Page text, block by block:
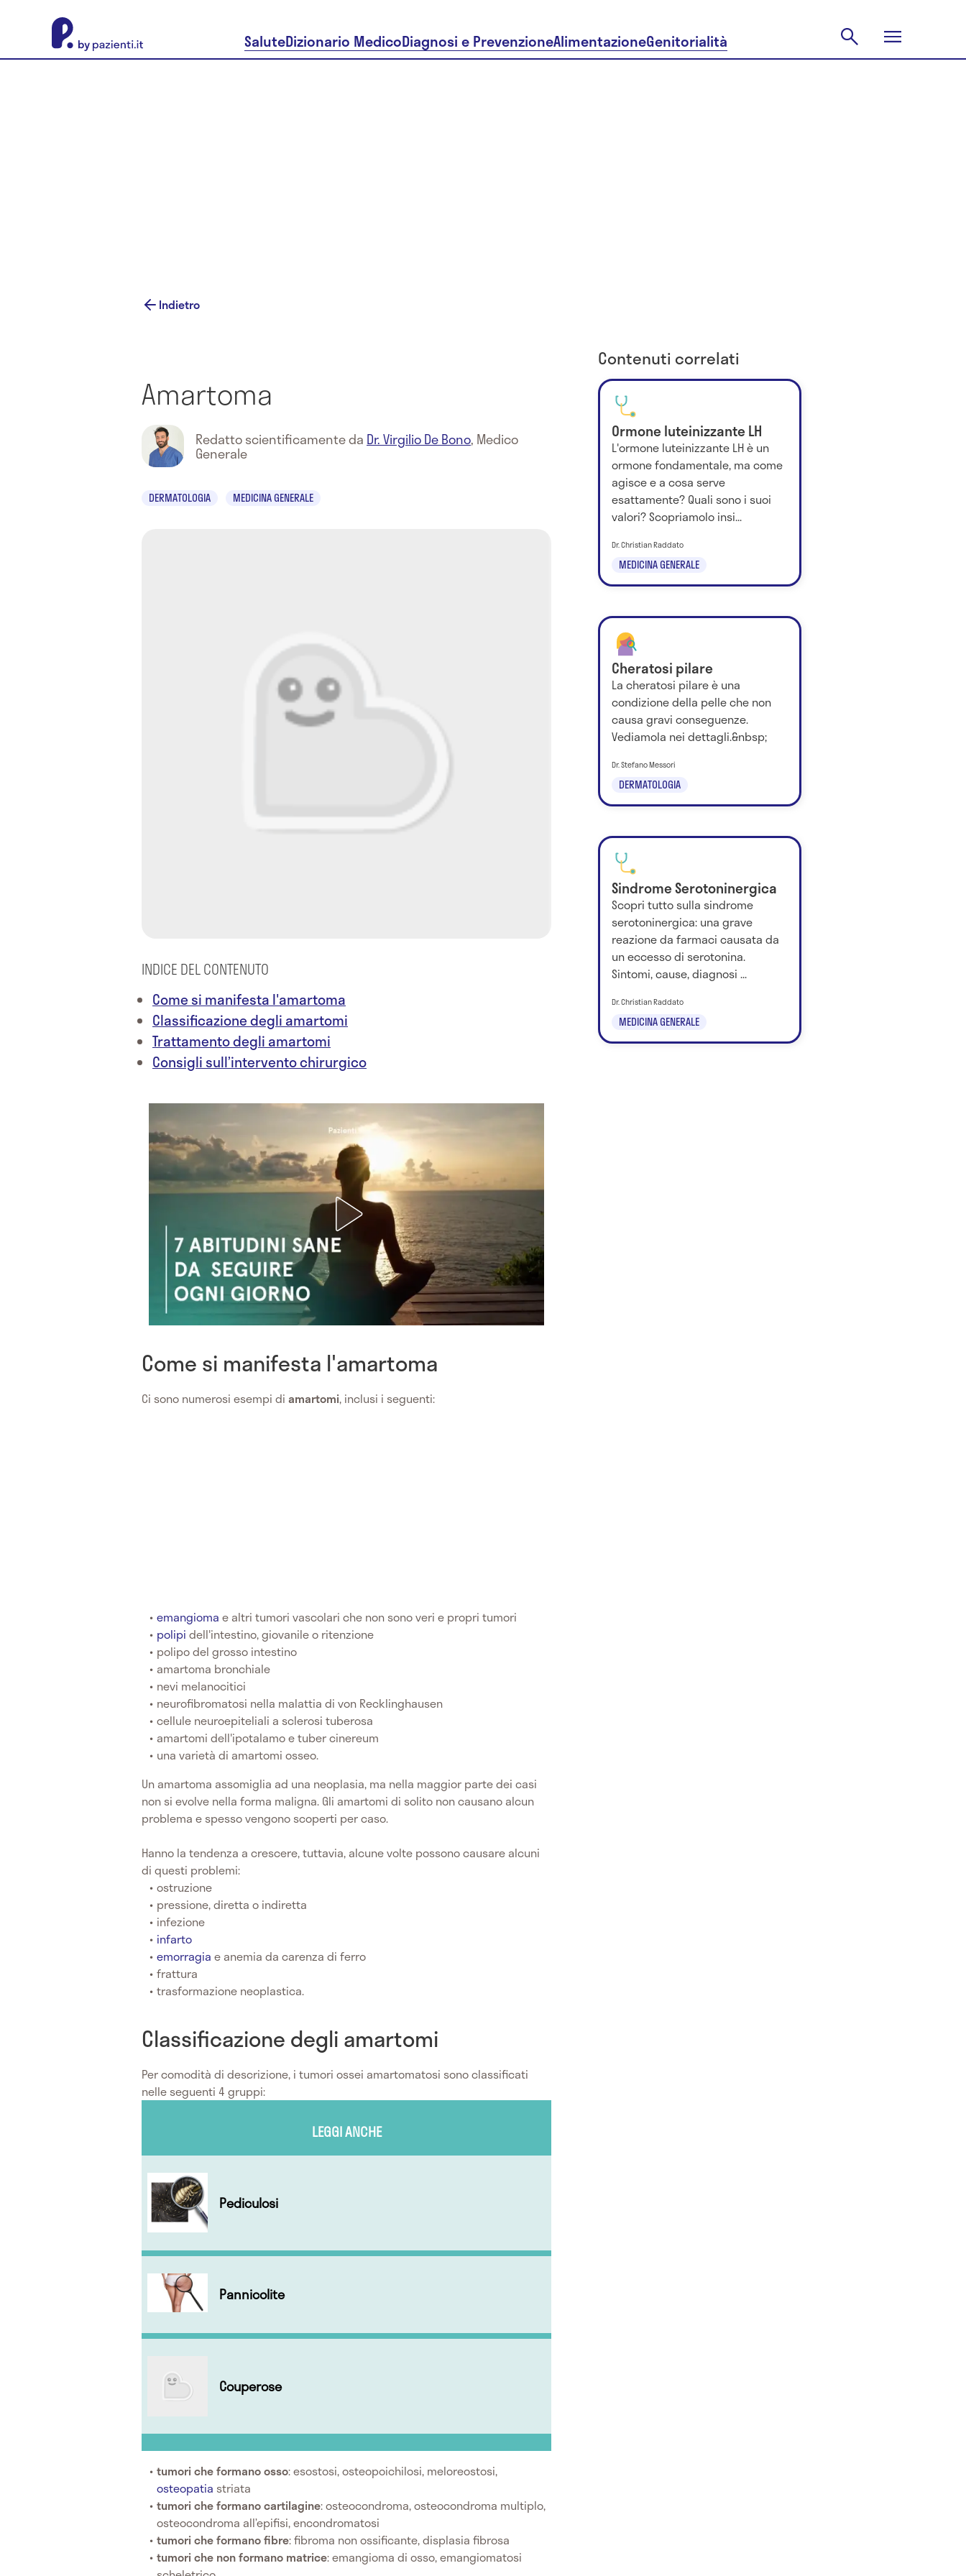
SaluteDizionario MedicoDiagnosi e PrevenzioneAlimentazioneGenitorialità
Indietro
Amartoma
Redatto scientificamente da Dr. Virgilio De Bono, Medico
Generale
DERMATOLOGIA MEDICINA GENERALE
INDICE DEL CONTENUTO
Come si manifesta l'amartoma
Classificazione degli amartomi
Trattamento degli amartomi
Consigli sull’intervento chirurgico
Come si manifesta l'amartoma
Ci sono numerosi esempi di amartomi, inclusi i seguenti:
emangioma e altri tumori vascolari che non sono veri e propri tumori
polipi dell'intestino, giovanile o ritenzione
polipo del grosso intestino
amartoma bronchiale
nevi melanocitici
neurofibromatosi nella malattia di von Recklinghausen
cellule neuroepiteliali a sclerosi tuberosa
amartomi dell'ipotalamo e tuber cinereum
una varietà di amartomi osseo.
Un amartoma assomiglia ad una neoplasia, ma nella maggior parte dei casi
non si evolve nella forma maligna. Gli amartomi di solito non causano alcun
problema e spesso vengono scoperti per caso.
Hanno la tendenza a crescere, tuttavia, alcune volte possono causare alcuni
di questi problemi:
ostruzione
pressione, diretta o indiretta
infezione
infarto
emorragia e anemia da carenza di ferro
frattura
trasformazione neoplastica.
Classificazione degli amartomi
Per comodità di descrizione, i tumori ossei amartomatosi sono classificati
nelle seguenti 4 gruppi:
LEGGI ANCHE
Pediculosi
Pannicolite
Couperose
tumori che formano osso: esostosi, osteopoichilosi, meloreostosi,
osteopatia striata
tumori che formano cartilagine: osteocondroma, osteocondroma multiplo,
osteocondroma all’epifisi, encondromatosi
tumori che formano fibre: fibroma non ossificante, displasia fibrosa
tumori che non formano matrice: emangioma di osso, emangiomatosi
Contenuti correlati
Ormone luteinizzante LH
L'ormone luteinizzante LH è un
ormone fondamentale, ma come
agisce e a cosa serve
esattamente? Quali sono i suoi
valori? Scopriamolo insi...
MEDICINA GENERALE
Dr. Christian Raddato
Cheratosi pilare
La cheratosi pilare è una
condizione della pelle che non
causa gravi conseguenze.
Vediamola nei dettagli.&nbsp;
DERMATOLOGIA
Dr. Stefano Messori
Sindrome Serotoninergica
Scopri tutto sulla sindrome
serotoninergica: una grave
reazione da farmaci causata da
un eccesso di serotonina.
Sintomi, cause, diagnosi ...
MEDICINA GENERALE
Dr. Christian Raddato